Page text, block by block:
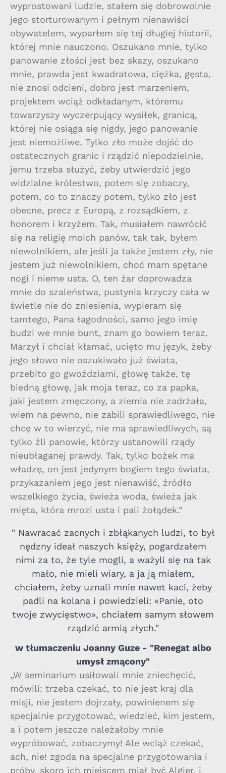
wyprostowani ludzie, stałem się dobrowolnie
jego storturowanym i pełnym nienawiści
obywatelem, wyparłem się tej długiej historii,
której mnie nauczono. Oszukano mnie, tylko
panowanie złości jest bez skazy, oszukano
mnie, prawda jest kwadratowa, ciężka, gęsta,
nie znosi odcieni, dobro jest marzeniem,
projektem wciąż odkładanym, któremu
towarzyszy wyczerpujący wysiłek, granicą,
której nie osiąga się nigdy, jego panowanie
jest niemożliwe. Tylko zło może dojść do
ostatecznych granic i rządzić niepodzielnie,
jemu trzeba służyć, żeby utwierdzić jego
widzialne królestwo, potem się zobaczy,
potem, co to znaczy potem, tylko zło jest
obecne, precz z Europą, z rozsądkiem, z
honorem i krzyżem. Tak, musiałem nawrócić
się na religię moich panów, tak tak, byłem
niewolnikiem, ale jeśli ja także jestem zły, nie
jestem już niewolnikiem, choć mam spętane
nogi i nieme usta. O, ten żar doprowadza
mnie do szaleństwa, pustynia krzyczy cała w
świetle nie do zniesienia, wypieram się
tamtego, Pana łagodności, samo jego imię
budzi we mnie bunt, znam go bowiem teraz.
Marzył i chciał kłamać, ucięto mu język, żeby
jego słowo nie oszukiwało już świata,
przebito go gwoździami, głowę także, tę
biedną głowę, jak moja teraz, co za papka,
jaki jestem zmęczony, a ziemia nie zadrżała,
wiem na pewno, nie zabili sprawiedliwego, nie
chcę w to wierzyć, nie ma sprawiedliwych, są
tylko źli panowie, którzy ustanowili rządy
nieubłaganej prawdy. Tak, tylko bożek ma
władzę, on jest jedynym bogiem tego świata,
przykazaniem jego jest nienawiść, źródło
wszelkiego życia, świeża woda, świeża jak
mięta, która mrozi usta i pali żołądek.”
" Nawracać zacnych i zbłąkanych ludzi, to był
nędzny ideał naszych księży, pogardzałem
nimi za to, że tyle mogli, a ważyli się na tak
mało, nie mieli wiary, a ja ją miałem,
chciałem, żeby uznali mnie nawet kaci, żeby
padli na kolana i powiedzieli: «Panie, oto
twoje zwycięstwo», chciałem samym słowem
rządzić armią złych."
w tłumaczeniu Joanny Guze - "Renegat albo
umysł zmącony"
„W seminarium usiłowali mnie zniechęcić,
mówili: trzeba czekać, to nie jest kraj dla
misji, nie jestem dojrzały, powinienem się
specjalnie przygotować, wiedzieć, kim jestem,
a i potem jeszcze należałoby mnie
wypróbować, zobaczymy! Ale wciąż czekać,
ach, nie! zgoda na specjalne przygotowania i
próby, skoro ich miejscem miał być Algier, i